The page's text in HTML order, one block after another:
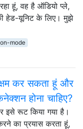
हूं, वह है ऑडियो प्ले,
हेड-यूनिट के लिए। मुझे
mode
कर सकता हूं और
होना चाहिए?
इसे रूट किया गया है।
का प्रयास करता हूं,